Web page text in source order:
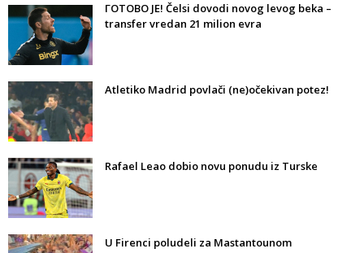
ГОТОВО ЈЕ! Čelsi dovodi novog levog beka –
transfer vredan 21 milion evra
Atletiko Madrid povlači (ne)očekivan potez!
Rafael Leao dobio novu ponudu iz Turske
U Firenci poludeli za Mastantounom